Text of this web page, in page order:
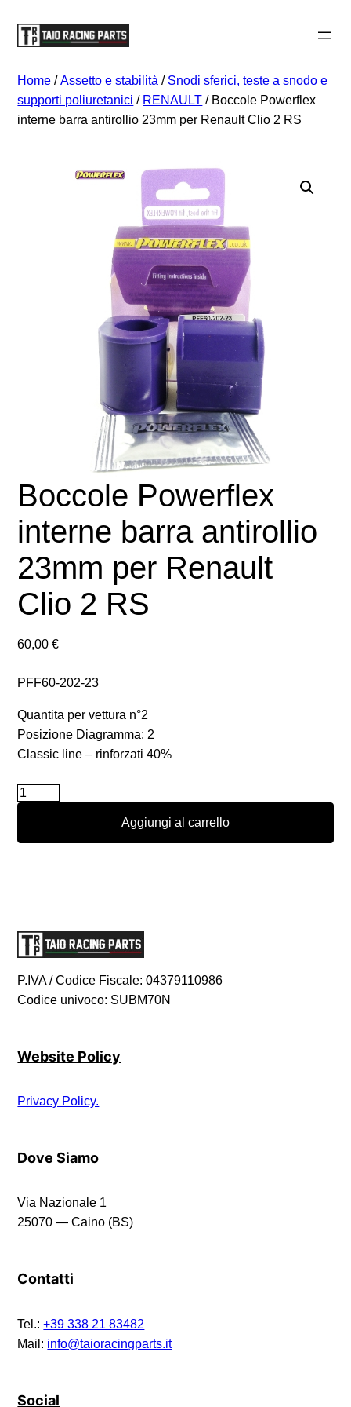
contenuto
Home /Assetto e stabilità / Snodi sferici, teste a snodo e
supporti poliuretanici / RENAULT / Boccole Powerflex
interne barra antirollio 23mm per Renault Clio 2 RS
Boccole Powerflex
interne barra antirollio
23mm per Renault
Clio 2 RS
60,00€
PFF60-202-23
Quantita per vettura n°2
Posizione Diagramma: 2
Classic line – rinforzati 40%
Boccole
Renault
Clio
RS
quantità
Aggiungi al carrello
P.IVA / Codice Fiscale: 04379110986
Codice univoco: SUBM70N
Website Policy
Privacy Policy.
Dove Siamo
Via Nazionale 1
25070 — Caino (BS)
Contatti
Tel.:+39 338 21 83482
Mail: info@taioracingparts.it
Social